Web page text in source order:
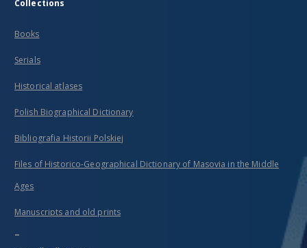
Collections
Books
Serials
Historical atlases
Polish Biographical Dictionary
Bibliografia Historii Polskiej
Files of Historico-Geographical Dictionary of Masovia in the Middle
Ages
Manuscripts and old prints
...